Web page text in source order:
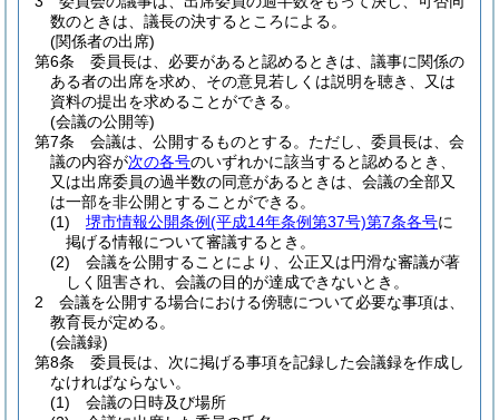
数のときは、議長の決するところによる。
(関係者の出席)
第6条
委員長は、必要があると認めるときは、議事に関係の
ある者の出席を求め、その意見若しくは説明を聴き、又は
資料の提出を求めることができる。
(会議の公開等)
第7条
会議は、公開するものとする。 ただし、委員長は、会
議の内容が次の各号のいずれかに該当すると認めるとき、
又は出席委員の過半数の同意があるときは、会議の全部又
は一部を非公開とすることができる。
(1)
堺市情報公開条例(平成14年条例第37号)第7条各号に
掲げる情報について審議するとき。
(2)
会議を公開することにより、公正又は円滑な審議が著
しく阻害され、会議の目的が達成できないとき。
2
会議を公開する場合における傍聴について必要な事項は、
教育長が定める。
(会議録)
第8条
委員長は、次に掲げる事項を記録した会議録を作成し
なければならない。
(1)
会議の日時及び場所